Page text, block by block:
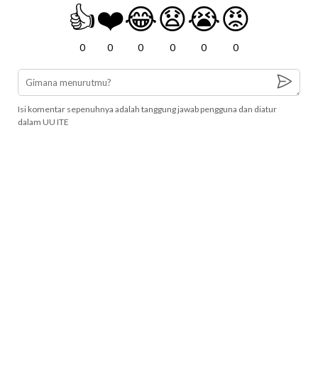
👍
0
❤️
0
😂
0
😧
0
😭
0
😡
0
Isi komentar sepenuhnya adalah tanggung jawab pengguna dan diatur
dalam UU ITE